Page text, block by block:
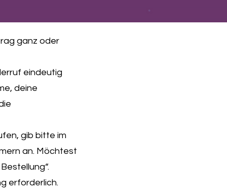
ganz oder
eindeutig
deine
gib bitte im
an. Möchtest
erforderlich.